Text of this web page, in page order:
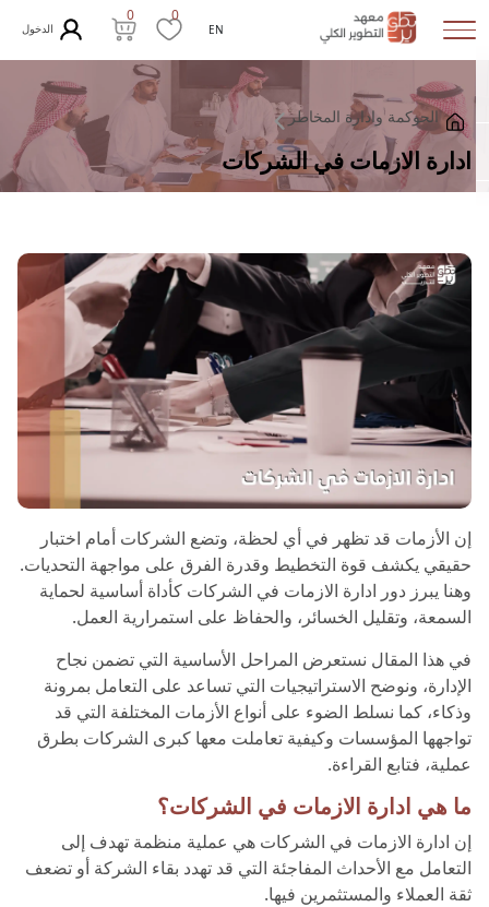
EN
0
0
الدخول
الحوكمة وادارة المخاطر
ادارة الازمات في الشركات
إن الأزمات قد تظهر في أي لحظة، وتضع الشركات أمام اختبار
حقيقي يكشف قوة التخطيط وقدرة الفرق على مواجهة التحديات.
وهنا يبرز دور ادارة الازمات في الشركات كأداة أساسية لحماية
السمعة، وتقليل الخسائر، والحفاظ على استمرارية العمل.
في هذا المقال نستعرض المراحل الأساسية التي تضمن نجاح
الإدارة، ونوضح الاستراتيجيات التي تساعد على التعامل بمرونة
وذكاء، كما نسلط الضوء على أنواع الأزمات المختلفة التي قد
تواجهها المؤسسات وكيفية تعاملت معها كبرى الشركات بطرق
عملية، فتابع القراءة.
ما هي ادارة الازمات في الشركات؟
إن ادارة الازمات في الشركات هي عملية منظمة تهدف إلى
التعامل مع الأحداث المفاجئة التي قد تهدد بقاء الشركة أو تضعف
ثقة العملاء والمستثمرين فيها.